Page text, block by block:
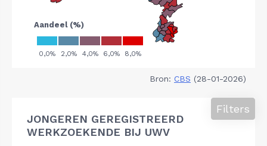
Bron: CBS (28-01-2026)
JONGEREN GEREGISTREERD
WERKZOEKENDE BIJ UWV
Filters